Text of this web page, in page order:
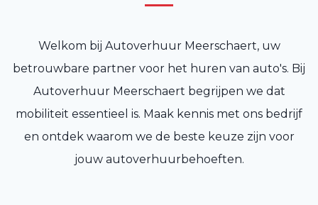
Welkom bij Autoverhuur Meerschaert, uw
betrouwbare partner voor het huren van auto's. Bij
Autoverhuur Meerschaert begrijpen we dat
mobiliteit essentieel is. Maak kennis met ons bedrijf
en ontdek waarom we de beste keuze zijn voor
jouw autoverhuurbehoeften.